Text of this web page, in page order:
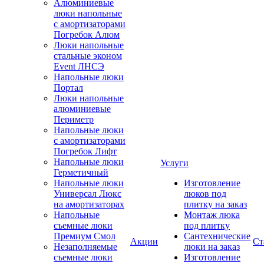
Алюминиевые
люки напольные
с амортизаторами
Погребок Алюм
Люки напольные
стальные эконом
Event ЛНСЭ
Напольные люки
Портал
Люки напольные
алюминиевые
Периметр
Напольные люки
с амортизаторами
Погребок Лифт
Напольные люки
Герметичный
Напольные люки
Универсал Люкс
на амортизаторах
Напольные
съемные люки
Премиум Смол
Незаполняемые
съемные люки
Акции
Услуги
Изготовление
люков под
плитку на заказ
Монтаж люка
под плитку
Сантехнические
люки на заказ
Изготовление